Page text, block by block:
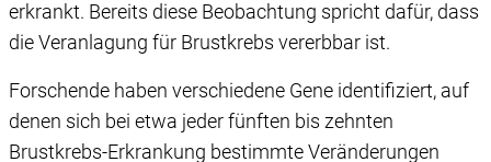
erkrankt. Bereits diese Beobachtung spricht dafür, dass
die Veranlagung für Brustkrebs vererbbar ist.
Forschende haben verschiedene Gene identifiziert, auf
denen sich bei etwa jeder fünften bis zehnten
Brustkrebs-Erkrankung bestimmte Veränderungen